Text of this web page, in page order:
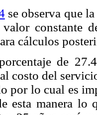
se observa que
constante
cálculos
de
costo del
por lo cual es
esta manera lo